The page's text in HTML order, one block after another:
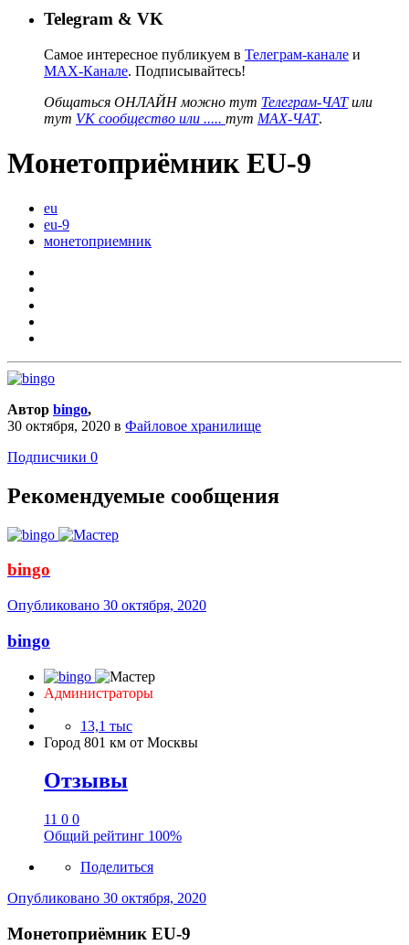
Telegram & VK
Самое интересное публикуем в Телеграм-канале и
MAX-Канале. Подписывайтесь!
Общаться ОНЛАЙН можно тут Телеграм-ЧАТили
тут VK сообщество или ..... тут MAX-ЧАТ.
Монетоприёмник EU-9
eu
eu-9
монетоприемник
Автор bingo,
30 октября, 2020 в Файловое хранилище
Подписчики 0
Рекомендуемые сообщения
bingo
Опубликовано 30 октября, 2020
bingo
Администраторы
13,1 тыс
Город 801 км от Москвы
Отзывы
11 0 0
Общий рейтинг 100%
Поделиться
Опубликовано 30 октября, 2020
Монетоприёмник EU-9